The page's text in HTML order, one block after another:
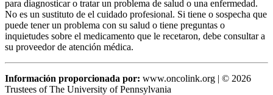
para diagnosticar o tratar un problema de salud o una enfermedad.
No es un sustituto de el cuidado profesional. Si tiene o sospecha que
puede tener un problema con su salud o tiene preguntas o
inquietudes sobre el medicamento que le recetaron, debe consultar a
su proveedor de atención médica.
Información proporcionada por: www.oncolink.org | © 2026
Trustees of The University of Pennsylvania